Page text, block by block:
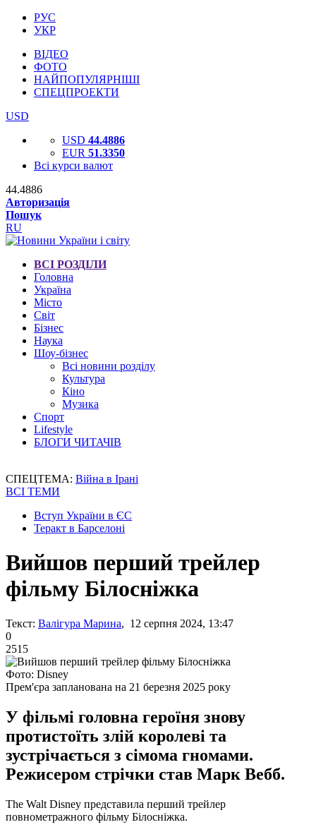
РУС
УКР
ВІДЕО
ФОТО
НАЙПОПУЛЯРНІШІ
СПЕЦПРОЕКТИ
USD
USD 44.4886
EUR 51.3350
Всі курси валют
44.4886
Авторизація
Пошук
RU
ВСІ РОЗДІЛИ
Головна
Україна
Місто
Світ
Бізнес
Наука
Шоу-бізнес
Всі новини розділу
Культура
Кіно
Музика
Спорт
Lifestyle
БЛОГИ ЧИТАЧІВ
СПЕЦТЕМА: Війна в Ірані
ВСІ ТЕМИ
Вступ України в ЄС
Теракт в Барселоні
Вийшов перший трейлер
фільму Білосніжка
Текст: Валігура Марина, 12 серпня 2024, 13:47
0
2515
Фото: Disney
Прем'єра запланована на 21 березня 2025 року
У фільмі головна героїня знову
протистоїть злій королеві та
зустрічається з сімома гномами.
Режисером стрічки став Марк Вебб.
The Walt Disney представила перший трейлер
повнометражного фільму Білосніжка.